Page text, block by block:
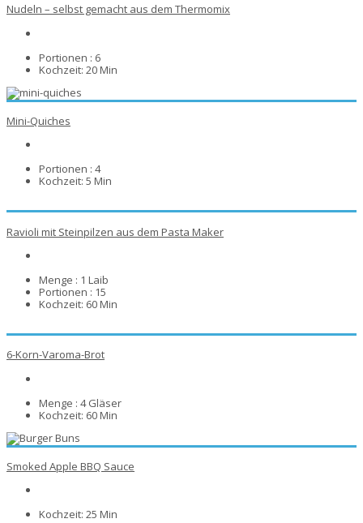
Nudeln – selbst gemacht aus dem Thermomix
Portionen : 6
Kochzeit: 20 Min
Mini-Quiches
Portionen : 4
Kochzeit: 5 Min
Ravioli mit Steinpilzen aus dem Pasta Maker
Menge : 1 Laib
Portionen : 15
Kochzeit: 60 Min
6-Korn-Varoma-Brot
Menge : 4 Gläser
Kochzeit: 60 Min
Smoked Apple BBQ Sauce
Kochzeit: 25 Min